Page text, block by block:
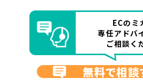
ECのミ
専任アドバ
ご相談く
無料で相談